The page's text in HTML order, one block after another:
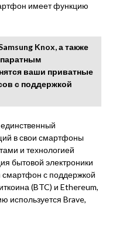
имеет функцию
Knox, а также
ваши приватные
с поддержкой
в свои смартфоны
и технологией
бытовой электроники
смартфон с поддержкой
(BTC) и Ethereum,
используется Brave,